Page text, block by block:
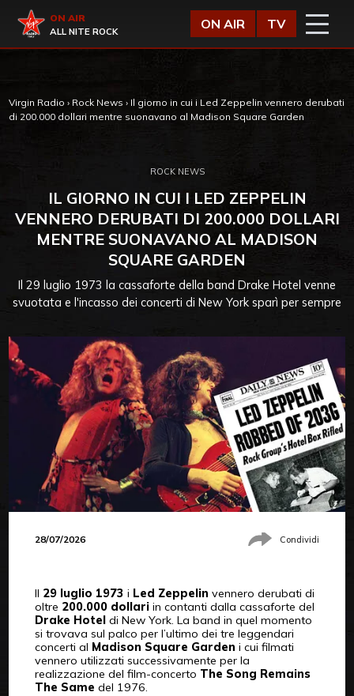
Virgin Radio
ON AIR
ALL NITE ROCK
ON AIR TV
Virgin Radio › Rock News › Il giorno in cui i Led Zeppelin vennero derubati
di 200.000 dollari mentre suonavano al Madison Square Garden
ROCK NEWS
IL GIORNO IN CUI I LED ZEPPELIN
VENNERO DERUBATI DI 200.000 DOLLARI
MENTRE SUONAVANO AL MADISON
SQUARE GARDEN
Il 29 luglio 1973 la cassaforte della band Drake Hotel venne
svuotata e l'incasso dei concerti di New York sparì per sempre
28/07/2026 Condividi
Il 29 luglio 1973 i Led Zeppelin vennero derubati di
oltre 200.000 dollariin contanti dalla cassaforte del
Drake Hotel di New York. La band in quel momento
si trovava sul palco per l’ultimo dei tre leggendari
concerti al Madison Square Garden i cui filmati
vennero utilizzati successivamente per la
realizzazione del film-concerto The Song Remains
The Same del 1976.